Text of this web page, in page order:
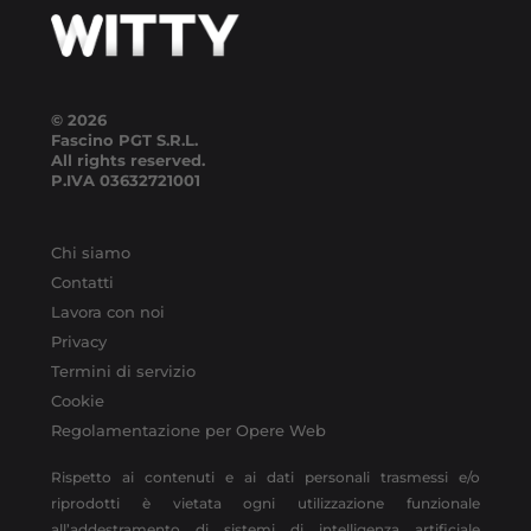
© 2026
Fascino PGT S.R.L.
All rights reserved.
P.IVA 03632721001
Chi siamo
Contatti
Lavora con noi
Privacy
Termini di servizio
Cookie
Regolamentazione per Opere Web
Rispetto ai contenuti e ai dati personali trasmessi e/o
riprodotti è vietata ogni utilizzazione funzionale